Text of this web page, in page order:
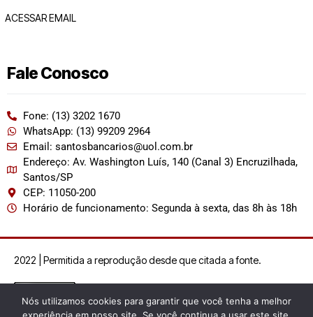
ACESSAR EMAIL
Fale Conosco
Fone: (13) 3202 1670
WhatsApp: (13) 99209 2964
Email: santosbancarios@uol.com.br
Endereço: Av. Washington Luís, 140 (Canal 3) Encruzilhada,
Santos/SP
CEP: 11050-200
Horário de funcionamento: Segunda à sexta, das 8h às 18h
2022 | Permitida a reprodução desde que citada a fonte.
Nós utilizamos cookies para garantir que você tenha a melhor